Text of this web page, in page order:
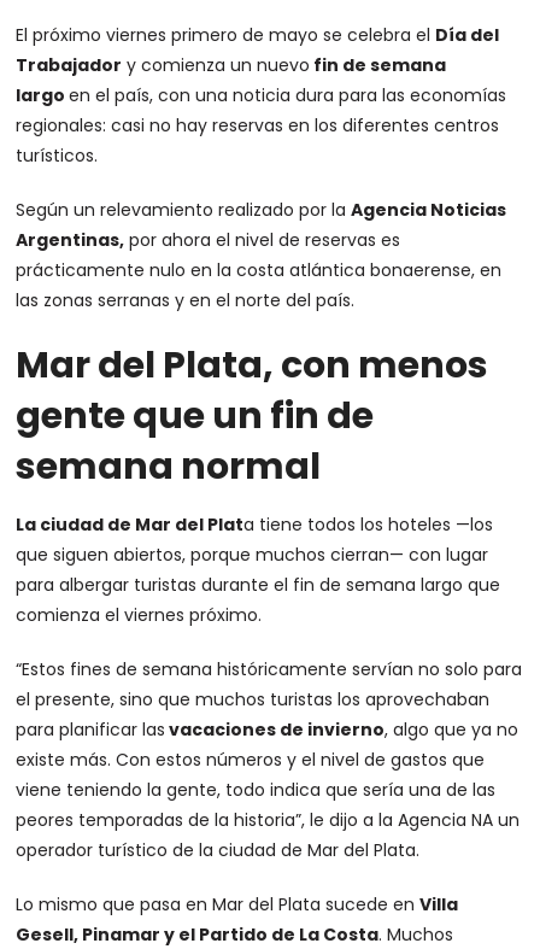
El próximo viernes primero de mayo se celebra el Día del
Trabajador y comienza un nuevo fin de semana
largoen el país, con una noticia dura para las economías
regionales: casi no hay reservas en los diferentes centros
turísticos.
Según un relevamiento realizado por laAgencia Noticias
Argentinas, por ahora el nivel de reservas es
prácticamente nulo en la costa atlántica bonaerense, en
las zonas serranas y en el norte del país.
Mar del Plata, con menos
gente que un fin de
semana normal
La ciudad de Mar del Plata tiene todos los hoteles —los
que siguen abiertos, porque muchos cierran— con lugar
para albergar turistas durante el fin de semana largo que
comienza el viernes próximo.
“Estos fines de semana históricamente servían no solo para
el presente, sino que muchos turistas los aprovechaban
para planificar las vacaciones de invierno, algo que ya no
existe más. Con estos números y el nivel de gastos que
viene teniendo la gente, todo indica que sería una de las
peores temporadas de la historia”, le dijo a la Agencia NA un
operador turístico de la ciudad de Mar del Plata.
Lo mismo que pasa en Mar del Plata sucede enVilla
Gesell, Pinamar y el Partido de La Costa. Muchos